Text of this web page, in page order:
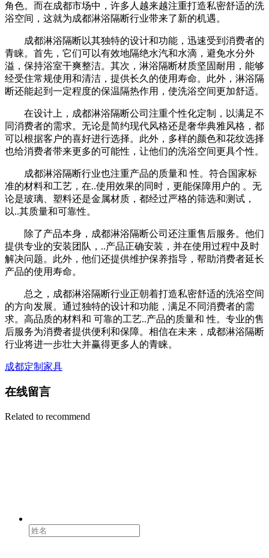
角色。而在成都市场中，许多人越来越注重打造私密舒适的洗
浴空间，这就为成都淋浴隔断行业带来了新的机遇。
成都淋浴隔断以其独特的设计和功能，迅速受到消费者的
青睐。首先，它们可以有效地隔绝水汽和水滴，避免水分外
溢，保持浴室干爽整洁。其次，淋浴隔断材质坚固耐用，能够
经受住常规使用和清洁，提供长久的使用寿命。此外，淋浴隔
断还能起到一定程度的保温隔热作用，使洗浴空间更加舒适。
在设计上，成都淋浴隔断公司注重个性化定制，以满足不
同消费者的需求。无论是简约现代风格还是奢华典雅风格，都
可以根据客户的喜好进行选择。此外，多样的颜色和花纹选择
也给消费者带来更多的可能性，让他们的洗浴空间更具个性。
成都淋浴隔断行业也注重产品的质量和 性。符合国家标
准的材料和工艺，在..使用效果的同时，更能保障用户的 。无
论是玻璃、塑料还是金属材质，都经过严格的筛选和测试，
以..其质量和可靠性。
除了产品本身，成都淋浴隔断公司还注重售后服务。他们
提供专业的安装团队，..产品正确安装，并在使用过程中及时
解决问题。此外，他们还提供维护保养指导，帮助消费者延长
产品的使用寿命。
总之，成都淋浴隔断行业正朝着打造私密舒适的洗浴空间
的方向发展。通过独特的设计和功能，满足不同消费者的需
求。高品质的材料和 可靠的工艺..产品的质量和 性。专业的售
后服务为消费者提供便利和保障。相信在未来，成都淋浴隔断
行业将进一步壮大并赢得更多人的青睐。
成都定制家具
在线留言
Related to recommend